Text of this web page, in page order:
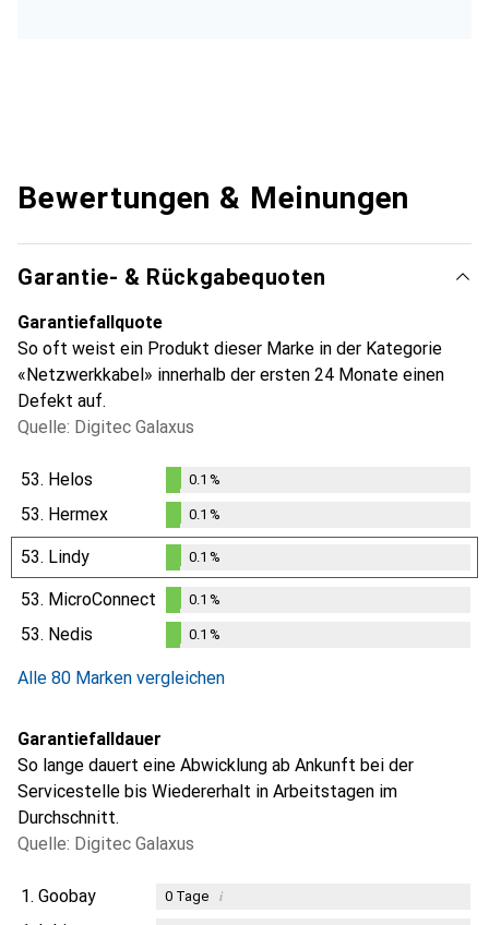
Bewertungen & Meinungen
Garantie- & Rückgabequoten
Garantiefallquote
So oft weist ein Produkt dieser Marke in der Kategorie
«Netzwerkkabel» innerhalb der ersten 24 Monate einen
Defekt auf.
Quelle: Digitec Galaxus
53. Helos
%
0.1 %
53. Hermex
0.1%
0.1 %
53. Lindy
0.1%
0.1 %
53. MicroConnect
%
0.1 %
53. Nedis 0.1 %
Alle 80 Marken vergleichen
Garantiefalldauer
So lange dauert eine Abwicklung ab Ankunft bei der
Servicestelle bis Wiedererhalt in Arbeitstagen im
Durchschnitt.
Quelle: Digitec Galaxus
1. Goobay 0Tage i